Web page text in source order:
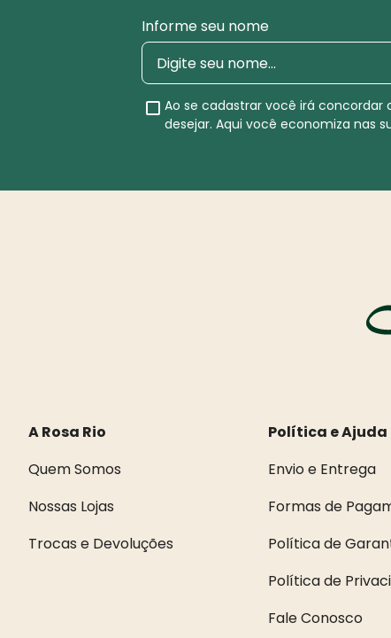
Informe seu nome
Ao se cadastrar você irá concordar
desejar. Aqui você economiza nas
A Rosa Rio
Quem Somos
Nossas Lojas
Trocas e Devoluções
Política e Ajuda
Envio e Entrega
Formas de
Política de
Política de
Fale Conosco